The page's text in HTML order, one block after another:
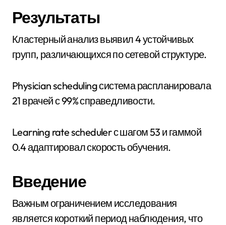
Результаты
Кластерный анализ выявил 4 устойчивых
групп, различающихся по сетевой структуре.
Physician scheduling система распланировала
21 врачей с 99% справедливости.
Learning rate scheduler с шагом 53 и гаммой
0.4 адаптировал скорость обучения.
Введение
Важным ограничением исследования
является короткий период наблюдения, что